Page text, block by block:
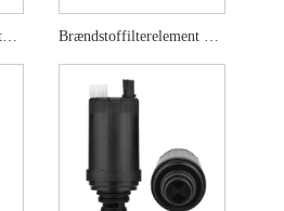
Krydsreference brændstoffilterelement FS20203 Brændstoffilterelement FS20403